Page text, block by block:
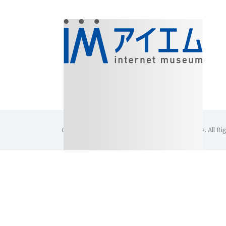
Copyright(C)1996-2026 Internet Museum Office. All